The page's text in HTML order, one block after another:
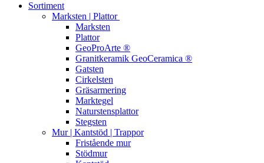
Sortiment
Marksten | Plattor
Marksten
Plattor
GeoProArte ®
Granitkeramik GeoCeramica ®
Gatsten
Cirkelsten
Gräsarmering
Marktegel
Naturstensplattor
Stegsten
Mur | Kantstöd | Trappor
Fristående mur
Stödmur